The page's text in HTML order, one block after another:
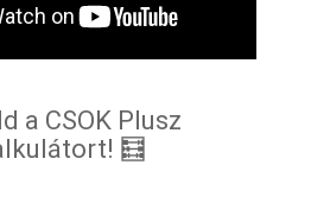
a CSOK Plusz
🧮